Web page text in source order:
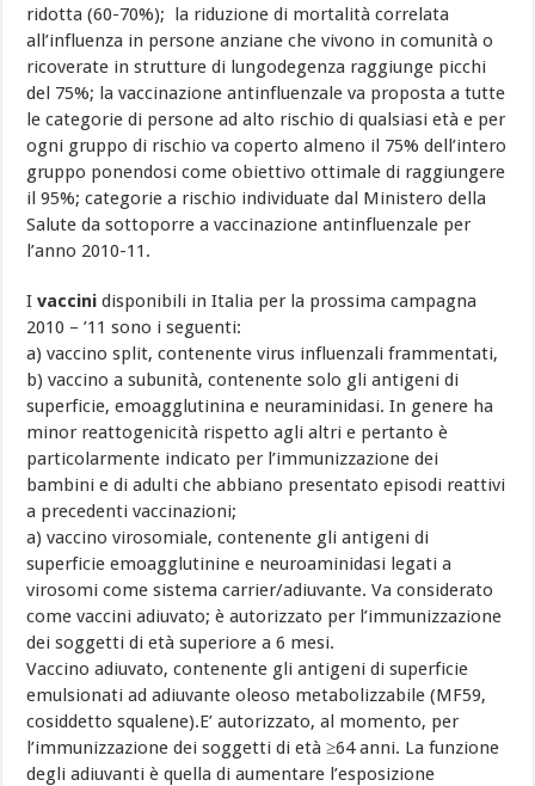
ridotta (60-70%); la riduzione di mortalità correlata
all’influenza in persone anziane che vivono in comunità o
ricoverate in strutture di lungodegenza raggiunge picchi
del 75%; la vaccinazione antinfluenzale va proposta a tutte
le categorie di persone ad alto rischio di qualsiasi età e per
ogni gruppo di rischio va coperto almeno il 75% dell’intero
gruppo ponendosi come obiettivo ottimale di raggiungere
il 95%; categorie a rischio individuate dal Ministero della
Salute da sottoporre a vaccinazione antinfluenzale per
l’anno 2010-11.
Ivaccinidisponibili in Italia per la prossima campagna
2010 – ’11 sono i seguenti:
a) vaccino split, contenente virus influenzali frammentati,
b) vaccino a subunità, contenente solo gli antigeni di
superficie, emoagglutinina e neuraminidasi. In genere ha
minor reattogenicità rispetto agli altri e pertanto è
particolarmente indicato per l’immunizzazione dei
bambini e di adulti che abbiano presentato episodi reattivi
a precedenti vaccinazioni;
a) vaccino virosomiale, contenente gli antigeni di
superficie emoagglutinine e neuroaminidasi legati a
virosomi come sistema carrier/adiuvante. Va considerato
come vaccini adiuvato; è autorizzato per l’immunizzazione
dei soggetti di età superiore a 6 mesi.
Vaccino adiuvato, contenente gli antigeni di superficie
emulsionati ad adiuvante oleoso metabolizzabile (MF59,
cosiddetto squalene).E’ autorizzato, al momento, per
l’immunizzazione dei soggetti di età ≥64 anni. La funzione
degli adiuvanti è quella di aumentare l’esposizione